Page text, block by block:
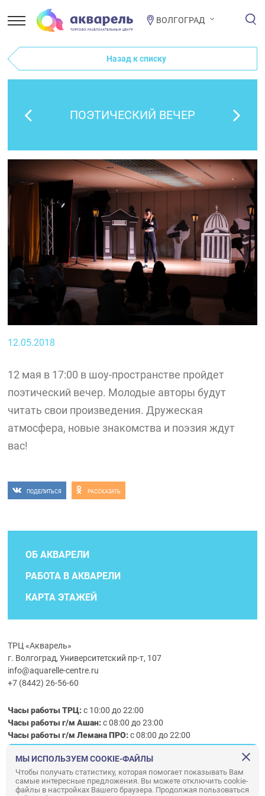
ВОЛГОГРАД
Назад к списку
ПОЭТИЧЕСКИЙ ВЕЧЕР
12.05.2018
12 мая в 17:00 в шоу-пространстве пройдет
поэтический вечер. Молодые авторы будут
читать свои произведения. Дружеская
атмосфера, новые знакомства и поэзия ждут
вас!
ПОДЕЛИТЬСЯ РАССКАЗАТЬ
ОБ АКВАРЕЛИ
РАБОТА В АКВАРЕЛИ
КАРТА ЭТАЖЕЙ
ТРЦ «Акварель»
г. Волгоград, Университетский пр-т, 107
info@aquarelle-centre.ru
+7 (8442) 26-56-60
Часы работы ТРЦ:с 10:00 до 22:00
Часы работы г/м Ашан:с 08:00 до 23:00
Часы работыг/мЛемана ПРО:с 08:00 до 22:00
Правила посещения ТРЦ «Акварель»
ООО «АКВАРЕЛЬ»
МЫ ИСПОЛЬЗУЕМ COOKIE-ФАЙЛЫ
Чтобы получать статистику, которая помогает показывать Вам
самые интересные предложения. Вы можете отключить cookie-
файлы в настройках Вашего браузера. Продолжая пользоваться